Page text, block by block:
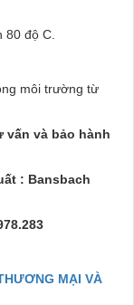
độ C.
môi trường từ
vấn và bảo hành
: Bansbach
MẠI VÀ